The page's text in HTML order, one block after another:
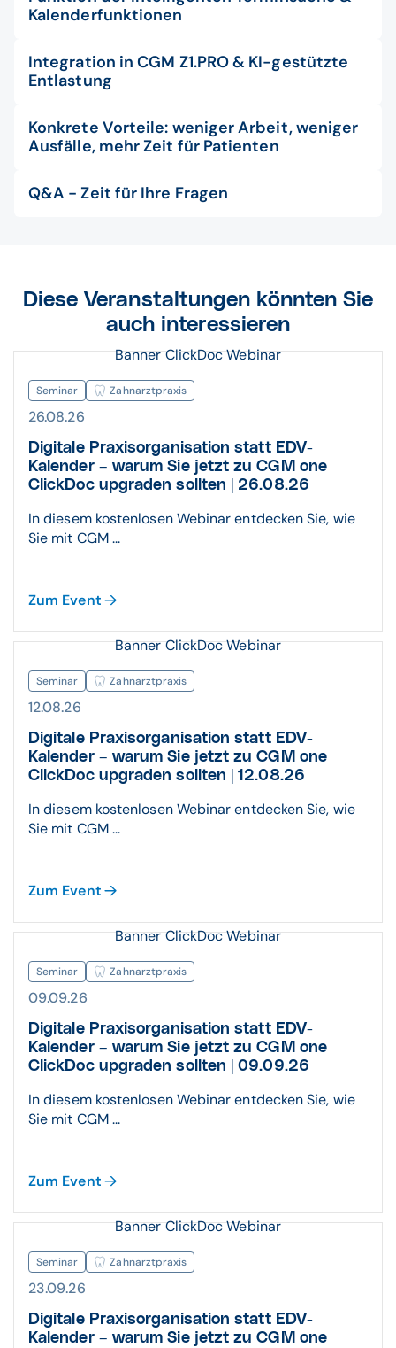
Kalenderfunktionen
Integration in CGM Z1.PRO & KI-gestützte
Entlastung
Konkrete Vorteile: weniger Arbeit, weniger
Ausfälle, mehr Zeit für Patienten
Q&A - Zeit für Ihre Fragen
Diese Veranstaltungen könnten Sie
auch interessieren
Banner ClickDoc Webinar
Seminar Zahnarztpraxis
26.08.26
Digitale Praxisorganisation statt EDV-
Kalender – warum Sie jetzt zu CGM one
ClickDoc upgraden sollten | 26.08.26
In diesem kostenlosen Webinar entdecken Sie, wie
Sie mit CGM ...
Zum Event
Banner ClickDoc Webinar
Seminar Zahnarztpraxis
12.08.26
Digitale Praxisorganisation statt EDV-
Kalender – warum Sie jetzt zu CGM one
ClickDoc upgraden sollten | 12.08.26
In diesem kostenlosen Webinar entdecken Sie, wie
Sie mit CGM ...
Zum Event
Banner ClickDoc Webinar
Seminar Zahnarztpraxis
09.09.26
Digitale Praxisorganisation statt EDV-
Kalender – warum Sie jetzt zu CGM one
ClickDoc upgraden sollten | 09.09.26
In diesem kostenlosen Webinar entdecken Sie, wie
Sie mit CGM ...
Zum Event
Banner ClickDoc Webinar
Seminar Zahnarztpraxis
23.09.26
Digitale Praxisorganisation statt EDV-
Kalender – warum Sie jetzt zu CGM one